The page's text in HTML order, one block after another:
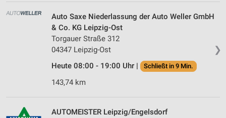
❯
Auto Saxe Niederlassung der Auto Weller GmbH
& Co. KG Leipzig-Ost
Torgauer Straße 312
04347 Leipzig-Ost
Heute 08:00 - 19:00 Uhr |
Schließt in 9 Min.
143,74 km
AUTOMEISTER Leipzig/Engelsdorf